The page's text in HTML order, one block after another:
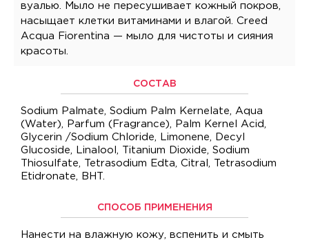
вуалью. Мыло не пересушивает кожный покров,
насыщает клетки витаминами и влагой. Creed
Acqua Fiorentina — мыло для чистоты и сияния
красоты.
СОСТАВ
Sodium Palmate, Sodium Palm Kernelate, Aqua
(Water), Parfum (Fragrance), Palm Kernel Acid,
Glycerin /Sodium Chloride, Limonene, Decyl
Glucoside, Linalool, Titanium Dioxide, Sodium
Thiosulfate, Tetrasodium Edta, Citral, Tetrasodium
Etidronate, BHT.
СПОСОБ ПРИМЕНЕНИЯ
Нанести на влажную кожу, вспенить и смыть